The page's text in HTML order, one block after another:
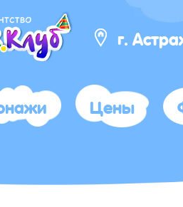
г.
Цены